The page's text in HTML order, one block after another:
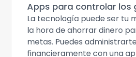
Apps para controlar los
La tecnología puede ser tu
la hora de ahorrar dinero
metas. Puedes
financieramente con una